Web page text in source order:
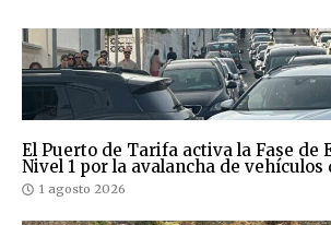
El Puerto de Tarifa activa la Fase de
Nivel 1 por la avalancha de vehículos
1 agosto 2026